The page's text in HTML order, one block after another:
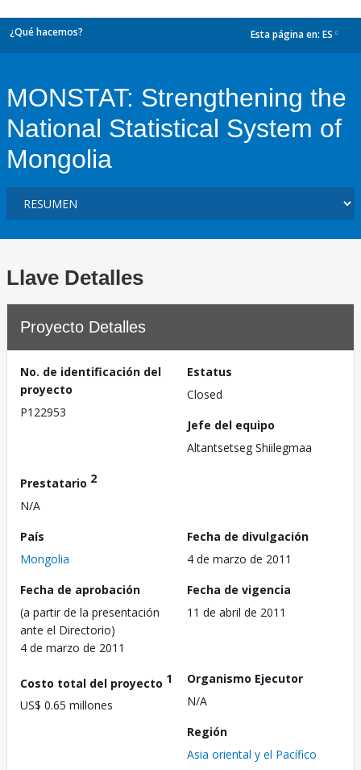
¿Qué hacemos? Esta página en: ES
MONSTAT: Strengthening the
National Statistical System of
Mongolia
Llave Detalles
Proyecto Detalles
No. de identificación del
proyecto
P122953
Estatus
Closed
Jefe del equipo
Altantsetseg Shiilegmaa
Prestatario 2
N/A
País
Mongolia
Fecha de divulgación
4 de marzo de 2011
Fecha de aprobación
(a partir de la presentación
ante el Directorio)
4 de marzo de 2011
Fecha de vigencia
11 de abril de 2011
Costo total del proyecto 1
US$ 0.65 millones
Organismo Ejecutor
N/A
Región
Asia oriental y el Pacífico